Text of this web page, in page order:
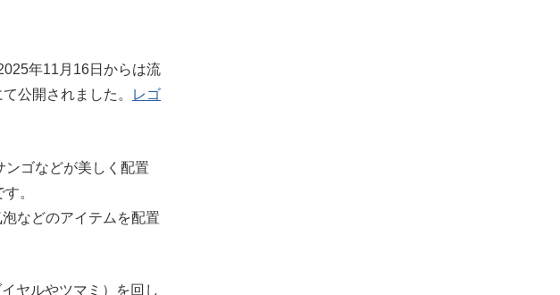
年11月16日からは流
公開されました。
レゴ
ゴなどが美しく配置
。
などのアイテムを配置
ヤルやツマミ）を回し